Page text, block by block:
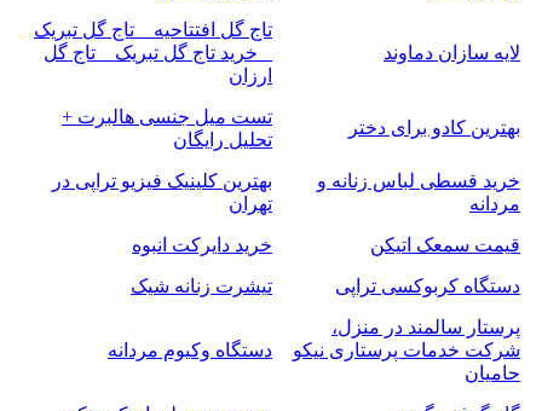
لایه سازان دماوند
تاج گل افتتاحیه _ تاج گل تبریک
_ خرید تاج گل تبریک _ تاج گل
ارزان
بهترین کادو برای دختر
تست میل جنسی هالبرت +
تحلیل رایگان
خرید قسطی لباس زنانه و
مردانه
بهترین کلینیک فیزیو تراپی در
تهران
قیمت سمعک اتیکن
خرید دایرکت انبوه
دستگاه کربوکسی تراپی
تیشرت زنانه شیک
پرستار سالمند در منزل،
شرکت خدمات پرستاری نیکو
حامیان
دستگاه وکیوم مردانه